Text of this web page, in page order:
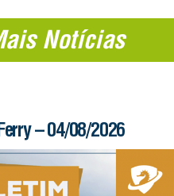
Notícias
– 04/08/2026